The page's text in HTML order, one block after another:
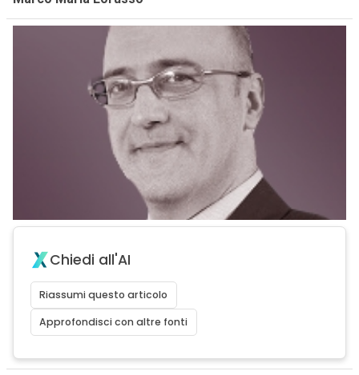
Chiedi all'AI
Riassumi questo articolo
Approfondisci con altre fonti